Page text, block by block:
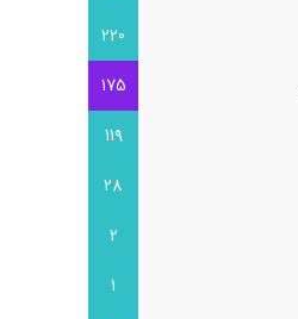
220
175
119
28
2
1